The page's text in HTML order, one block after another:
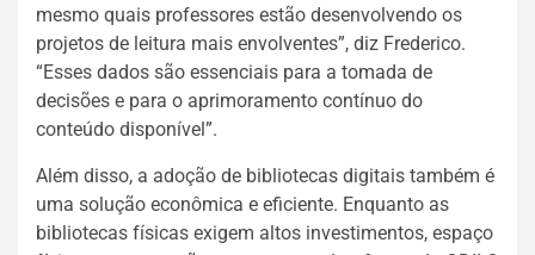
mesmo quais professores estão desenvolvendo os
projetos de leitura mais envolventes”, diz Frederico.
“Esses dados são essenciais para a tomada de
decisões e para o aprimoramento contínuo do
conteúdo disponível”.
Além disso, a adoção de bibliotecas digitais também é
uma solução econômica e eficiente. Enquanto as
bibliotecas físicas exigem altos investimentos, espaço